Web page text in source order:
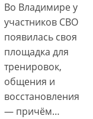
Во Владимире у
участников СВО
появилась своя
площадка для
тренировок,
общения и
восстановления
— причём…